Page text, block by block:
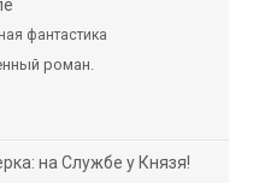
фантастика
роман.
на Службе у Князя!